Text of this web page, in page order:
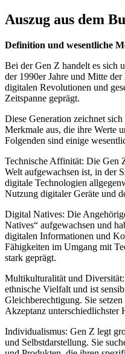
Auszug aus dem
Definition und wesentliche
Bei der Gen Z handelt es sich
der 1990er Jahre und Mitte
digitalen Revolutionen und
Zeitspanne geprägt.
Diese Generation zeichnet
Merkmale aus, die ihre Werte
Folgenden sind einige
Technische Affinität: Die Gen
Welt aufgewachsen ist, in der
digitale Technologien
Nutzung digitaler Geräte und
Digital Natives: Die
Natives“ aufgewachsen und
digitalen Informationen und
Fähigkeiten im Umgang mit
stark geprägt.
Multikulturalität und
ethnische Vielfalt und ist
Gleichberechtigung. Sie
Akzeptanz unterschiedlichster
Individualismus: Gen Z legt
und Selbstdarstellung. Sie